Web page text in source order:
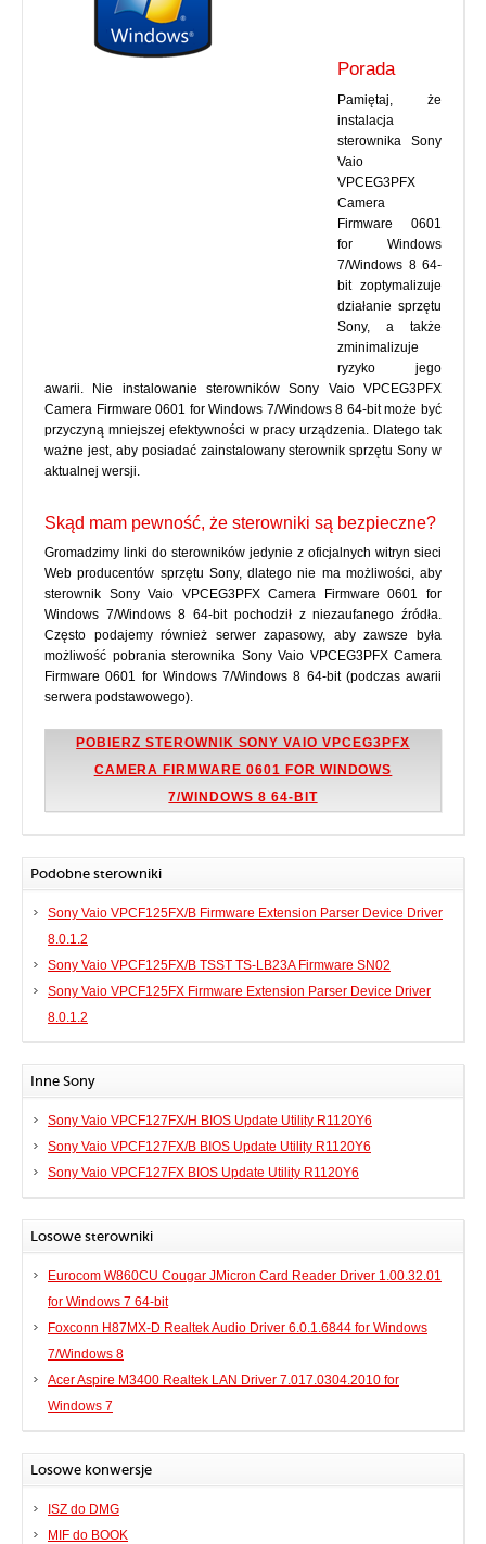
Porada
Pamiętaj, że
instalacja
sterownika Sony
Vaio
VPCEG3PFX
Camera
Firmware 0601
for Windows
7/Windows 8 64-
bit zoptymalizuje
działanie sprzętu
Sony, a także
zminimalizuje
ryzyko jego
awarii. Nie instalowanie sterowników Sony Vaio VPCEG3PFX
Camera Firmware 0601 for Windows 7/Windows 8 64-bit może być
przyczyną mniejszej efektywności w pracy urządzenia. Dlatego tak
ważne jest, aby posiadać zainstalowany sterownik sprzętu Sony w
aktualnej wersji.
Skąd mam pewność, że sterowniki są bezpieczne?
Gromadzimy linki do sterowników jedynie z oficjalnych witryn sieci
Web producentów sprzętu Sony, dlatego nie ma możliwości, aby
sterownik Sony Vaio VPCEG3PFX Camera Firmware 0601 for
Windows 7/Windows 8 64-bit pochodził z niezaufanego źródła.
Często podajemy również serwer zapasowy, aby zawsze była
możliwość pobrania sterownika Sony Vaio VPCEG3PFX Camera
Firmware 0601 for Windows 7/Windows 8 64-bit (podczas awarii
serwera podstawowego).
POBIERZ STEROWNIK SONY VAIO VPCEG3PFX
CAMERA FIRMWARE 0601 FOR WINDOWS
7/WINDOWS 8 64-BIT
Podobne sterowniki
Sony Vaio VPCF125FX/B Firmware Extension Parser Device Driver
8.0.1.2
Sony Vaio VPCF125FX/B TSST TS-LB23A Firmware SN02
Sony Vaio VPCF125FX Firmware Extension Parser Device Driver
8.0.1.2
Inne Sony
Sony Vaio VPCF127FX/H BIOS Update Utility R1120Y6
Sony Vaio VPCF127FX/B BIOS Update Utility R1120Y6
Sony Vaio VPCF127FX BIOS Update Utility R1120Y6
Losowe sterowniki
Eurocom W860CU Cougar JMicron Card Reader Driver 1.00.32.01
for Windows 7 64-bit
Foxconn H87MX-D Realtek Audio Driver 6.0.1.6844 for Windows
7/Windows 8
Acer Aspire M3400 Realtek LAN Driver 7.017.0304.2010 for
Windows 7
Losowe konwersje
ISZ do DMG
MIF do BOOK